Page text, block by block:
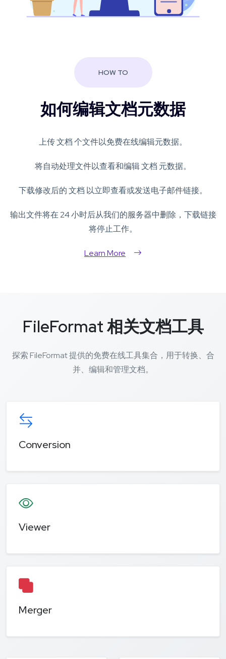
HOW TO
如何编辑文档元数据
上传 文档 个文件以免费在线编辑元数据。
将自动处理文件以查看和编辑 文档 元数据。
下载修改后的 文档 以立即查看或发送电子邮件链接。
输出文件将在 24 小时后从我们的服务器中删除，下载链接
将停止工作。
Learn More
FileFormat 相关文档工具
探索 FileFormat 提供的免费在线工具集合，用于转换、合
并、编辑和管理文档。
Conversion
Viewer
Merger